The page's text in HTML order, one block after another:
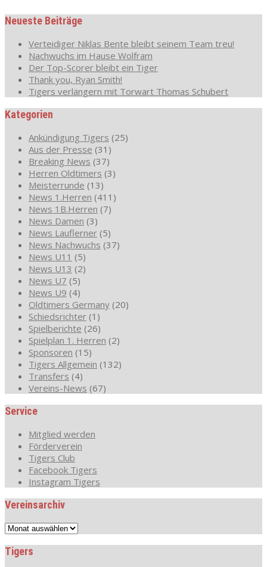
Neueste Beiträge
Verteidiger Niklas Bente bleibt seinem Team treu!
Nachwuchs im Hause Wolfram
Der Top-Scorer bleibt ein Tiger
Thank you, Ryan Smith!
Tigers verlängern mit Torwart Thomas Schubert
Kategorien
Ankündigung Tigers (25)
Aus der Presse (31)
Breaking News (37)
Herren Oldtimers (3)
Meisterrunde (13)
News 1.Herren (411)
News 1B.Herren (7)
News Damen (3)
News Lauflerner (5)
News Nachwuchs (37)
News U11 (5)
News U13 (2)
News U7 (5)
News U9 (4)
Oldtimers Germany (20)
Schiedsrichter (1)
Spielberichte (26)
Spielplan 1. Herren (2)
Sponsoren (15)
Tigers Allgemein (132)
Transfers (4)
Vereins-News (67)
Service
Mitglied werden
Förderverein
Tigers Club
Facebook Tigers
Instagram Tigers
Vereinsarchiv
Vereinsarchiv
Tigers